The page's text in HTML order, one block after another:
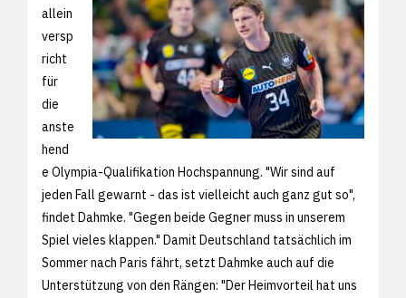
allein
versp
richt
für
die
anste
hend
e Olympia-Qualifikation Hochspannung. "Wir sind auf
jeden Fall gewarnt - das ist vielleicht auch ganz gut so",
findet Dahmke. "Gegen beide Gegner muss in unserem
Spiel vieles klappen." Damit Deutschland tatsächlich im
Sommer nach Paris fährt, setzt Dahmke auch auf die
Unterstützung von den Rängen: "Der Heimvorteil hat uns